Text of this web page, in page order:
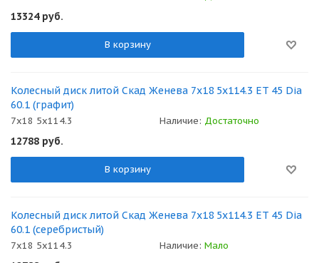
13324руб.
В корзину
Колесный диск литой Скад Женева 7x18 5x114.3 ET 45 Dia
60.1 (графит)
7x18 5x114.3 Наличие: Достаточно
12788 руб.
В корзину
Колесный диск литой Скад Женева 7x18 5x114.3 ET 45 Dia
60.1 (серебристый)
7x18 5x114.3 Наличие: Мало